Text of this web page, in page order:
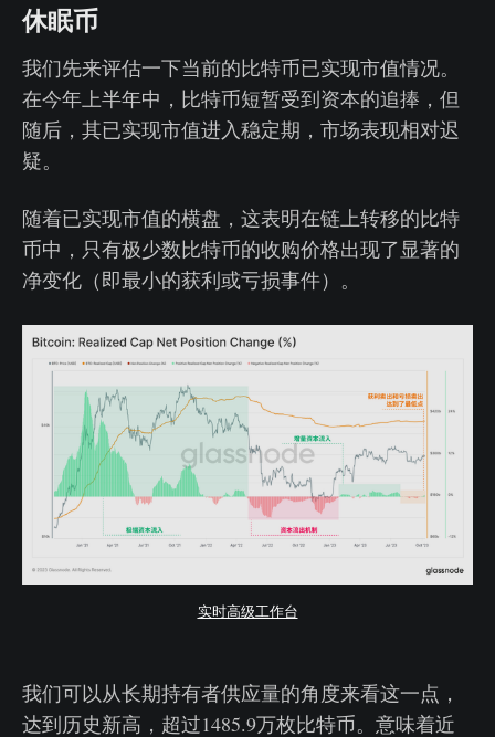
休眠币
我们先来评估一下当前的比特币已实现市值情况。
在今年上半年中，比特币短暂受到资本的追捧，但
随后，其已实现市值进入稳定期，市场表现相对迟
疑。
随着已实现市值的横盘，这表明在链上转移的比特
币中，只有极少数比特币的收购价格出现了显著的
净变化（即最小的获利或亏损事件）。
实时高级工作台
我们可以从长期持有者供应量的角度来看这一点，
达到历史新高，超过1485.9万枚比特币。意味着近